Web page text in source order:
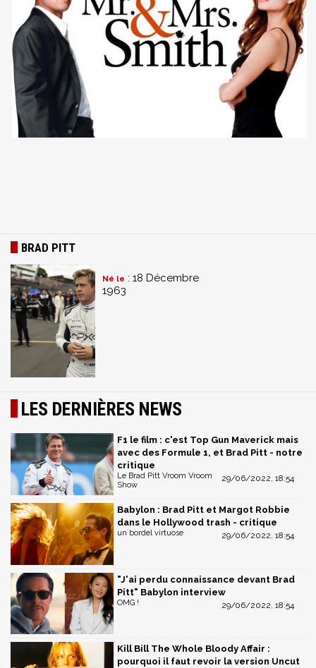
BRAD PITT
Né le : 18 Décembre
1963
LES DERNIÈRES NEWS
F1 le film : c'est Top Gun Maverick mais
avec des Formule 1, et Brad Pitt - notre
critique
29/06/2022, 18:54
Le Brad Pitt Vroom Vroom
Show
Babylon : Brad Pitt et Margot Robbie
dans le Hollywood trash - critique
29/06/2022, 18:54
un bordel virtuose
"J'ai perdu connaissance devant Brad
Pitt" Babylon interview
29/06/2022, 18:54
OMG !
Kill Bill The Whole Bloody Affair :
pourquoi il faut revoir la version Uncut